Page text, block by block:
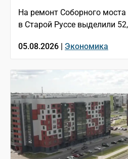
На ремонт Соборного моста
в Старой Руссе выделили
05.08.2026 | Экономика